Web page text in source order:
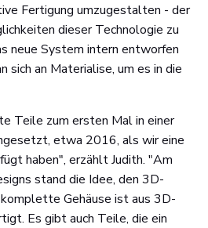
Fertigung umzugestalten - der
dieser Technologie zu
neue System intern entworfen
sich an Materialise, um es in die
Teile zum ersten Mal in einer
etwa 2016, als wir eine
haben", erzählt Judith. "Am
stand die Idee, den 3D-
Gehäuse ist aus 3D-
Es gibt auch Teile, die ein